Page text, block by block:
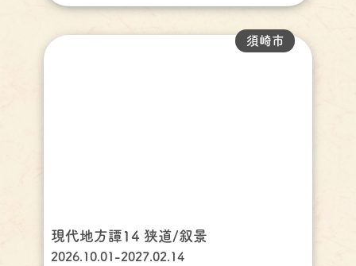
現代地方譚14 狭道/叙景
須崎市
2026.10.01-2027.02.14